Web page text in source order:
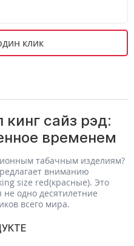
клик
сайз рэд:
временем
табачным изделиям?
вниманию
size red(красные). Это
одно десятилетние
всего мира.